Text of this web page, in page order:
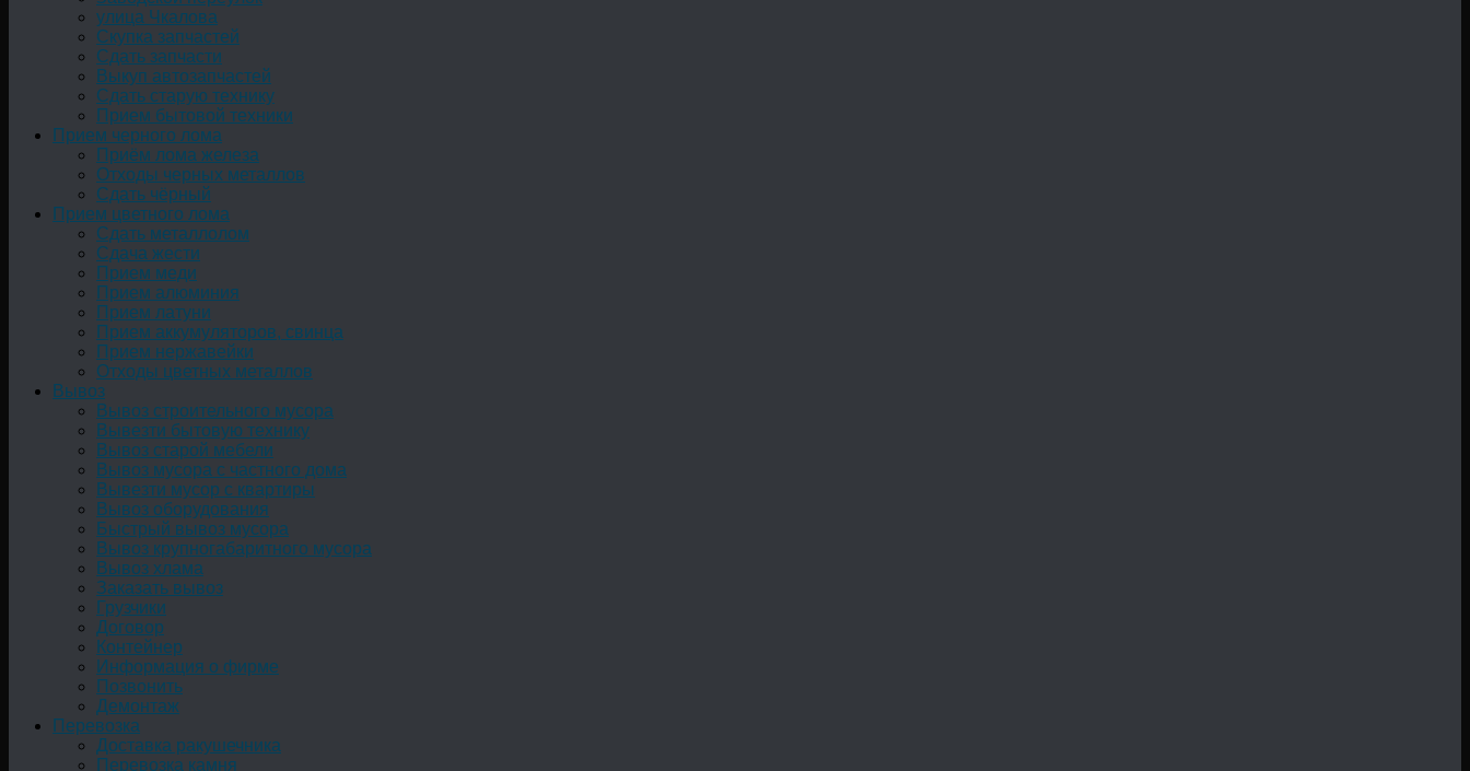
улица Чкалова
Скупка запчастей
Сдать запчасти
Выкуп автозапчастей
Сдать старую технику
Прием бытовой техники
Прием черного лома
Приём лома железа
Отходы черных металлов
Сдать чёрный
Прием цветного лома
Сдать металлолом
Сдача жести
Прием меди
Прием алюминия
Прием латуни
Прием аккумуляторов, свинца
Прием нержавейки
Отходы цветных металлов
Вывоз
Вывоз строительного мусора
Вывезти бытовую технику
Вывоз старой мебели
Вывоз мусора с частного дома
Вывезти мусор с квартиры
Вывоз оборудования
Быстрый вывоз мусора
Вывоз крупногабаритного мусора
Вывоз хлама
Заказать вывоз
Грузчики
Договор
Контейнер
Информация о фирме
Позвонить
Демонтаж
Перевозка
Доставка ракушечника
Перевозка камня